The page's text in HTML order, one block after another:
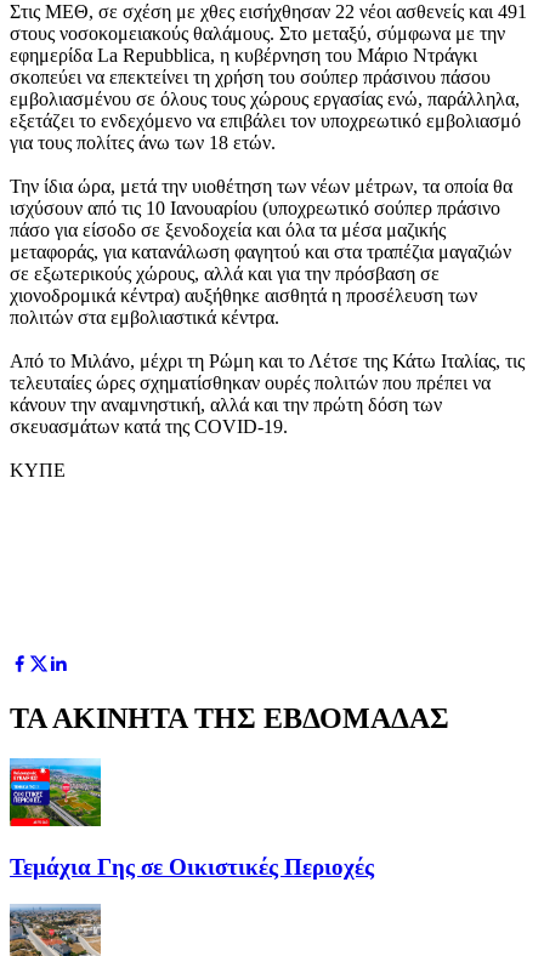
Στις ΜΕΘ, σε σχέση με χθες εισήχθησαν 22 νέοι ασθενείς και 491
στους νοσοκομειακούς θαλάμους. Στο μεταξύ, σύμφωνα με την
εφημερίδα La Repubblica, η κυβέρνηση του Μάριο Ντράγκι
σκοπεύει να επεκτείνει τη χρήση του σούπερ πράσινου πάσου
εμβολιασμένου σε όλους τους χώρους εργασίας ενώ, παράλληλα,
εξετάζει το ενδεχόμενο να επιβάλει τον υποχρεωτικό εμβολιασμό
για τους πολίτες άνω των 18 ετών.
Την ίδια ώρα, μετά την υιοθέτηση των νέων μέτρων, τα οποία θα
ισχύσουν από τις 10 Ιανουαρίου (υποχρεωτικό σούπερ πράσινο
πάσο για είσοδο σε ξενοδοχεία και όλα τα μέσα μαζικής
μεταφοράς, για κατανάλωση φαγητού και στα τραπέζια μαγαζιών
σε εξωτερικούς χώρους, αλλά και για την πρόσβαση σε
χιονοδρομικά κέντρα) αυξήθηκε αισθητά η προσέλευση των
πολιτών στα εμβολιαστικά κέντρα.
Από το Μιλάνο, μέχρι τη Ρώμη και το Λέτσε της Κάτω Ιταλίας, τις
τελευταίες ώρες σχηματίσθηκαν ουρές πολιτών που πρέπει να
κάνουν την αναμνηστική, αλλά και την πρώτη δόση των
σκευασμάτων κατά της COVID-19.
ΚΥΠΕ
ΤΑ ΑΚΙΝΗΤΑ ΤΗΣ ΕΒΔΟΜΑΔΑΣ
Τεμάχια Γης σε Οικιστικές Περιοχές